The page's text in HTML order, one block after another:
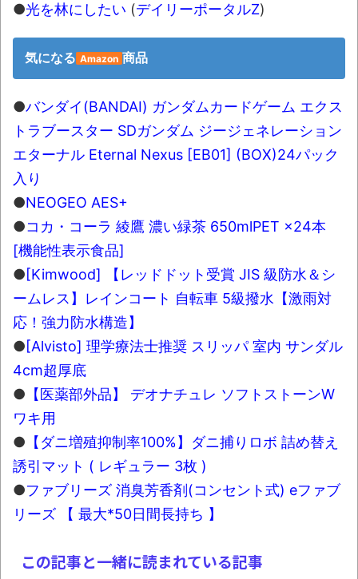
●光を林にしたい (デイリーポータルZ)
気になる Amazon 商品
●バンダイ(BANDAI) ガンダムカードゲーム エクス
トラブースター SDガンダム ジージェネレーション
エターナル Eternal Nexus [EB01] (BOX)24パック
入り
●NEOGEO AES+
●コカ・コーラ 綾鷹 濃い緑茶 650mlPET ×24本
[機能性表示食品]
●[Kimwood] 【レッドドット受賞 JIS 級防水＆シ
ームレス】レインコート 自転車 5級撥水【激雨対
応！強力防水構造】
●[Alvisto] 理学療法士推奨 スリッパ 室内 サンダル
4cm超厚底
● 【医薬部外品】 デオナチュレ ソフトストーンW
ワキ用
● 【ダニ増殖抑制率100%】ダニ捕りロボ 詰め替え
誘引マット ( レギュラー 3枚 )
●ファブリーズ 消臭芳香剤(コンセント式) eファブ
リーズ 【 最大*50日間長持ち 】
この記事と一緒に読まれている記事